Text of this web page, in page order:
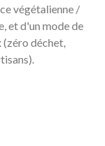
végétalienne /
et d'un mode de
(zéro déchet,